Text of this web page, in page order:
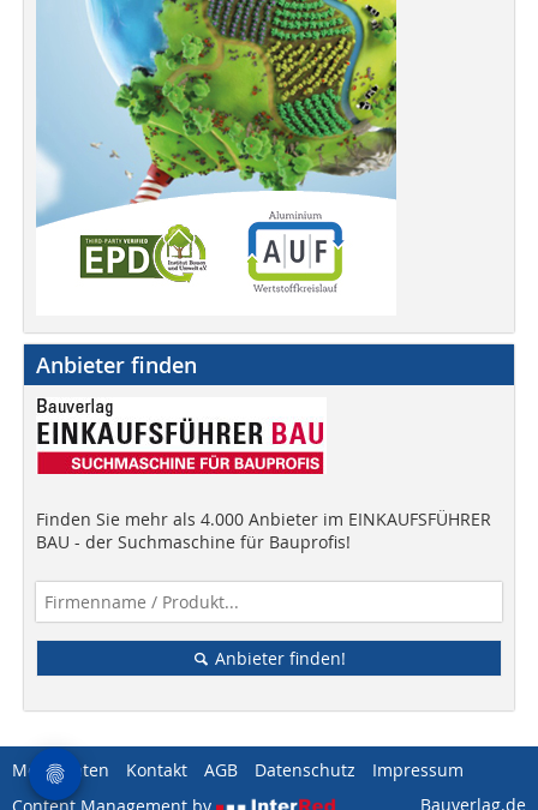
Anbieter finden
Finden Sie mehr als 4.000 Anbieter im EINKAUFSFÜHRER
BAU - der Suchmaschine für Bauprofis!
Anbieter finden!
Mediadaten Kontakt AGB Datenschutz
Impressum
Bauverlag.de